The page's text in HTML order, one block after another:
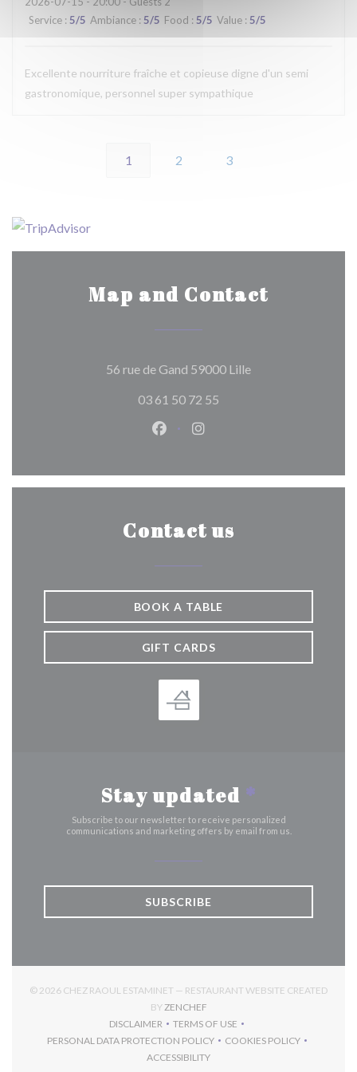
Service : 5/5 Ambiance : 5/5 Food : 5/5 Value : 5/5
Excellente nourriture fraîche et copieuse digne d'un semi
gastronomique, personnel super sympathique
1 2 3
Map and Contact
56 rue de Gand 59000 Lille((opens in a new
03 61 50 72 55
Facebook ((opens in a new
Instagram ((opens in a
Contact us
BOOK A TABLE
GIFT CARDS
Stay updated *
Subscribe to our newsletter to receive personalized
communications and marketing offers by email from us.
SUBSCRIBE
© 2026 CHEZ RAOUL ESTAMINET — RESTAURANT WEBSITE CREATED
BY ZENCHEF((OPENS IN A NEW WINDOW))
DISCLAIMER
((OPENS IN A NEW WINDOW))
TERMS OF USE
((OPENS IN A NEW WINDOW))
PERSONAL DATA PROTECTION POLICY
((OPENS IN A NEW WINDOW))
COOKIES POLICY
((OPENS IN A NEW
ACCESSIBILITY
((OPENS IN A NEW WINDOW))